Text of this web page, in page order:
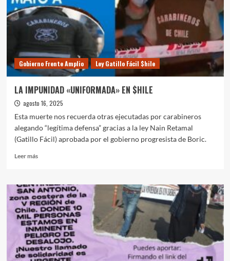
Gobierno Frente Amplio Ley Gatillo Fácil $hile
LA IMPUNIDAD «UNIFORMADA» EN $HILE
agosto 16, 2025
Esta muerte nos recuerda otras ejecutadas por carabineros
alegando “legítima defensa” gracias a la ley Nain Retamal
(Gatillo Fácil) aprobada por el gobierno progresista de Boric.
Leer másLeer
LA
IMPUNIDAD
«UNIFORMADA»
EN
$HILE